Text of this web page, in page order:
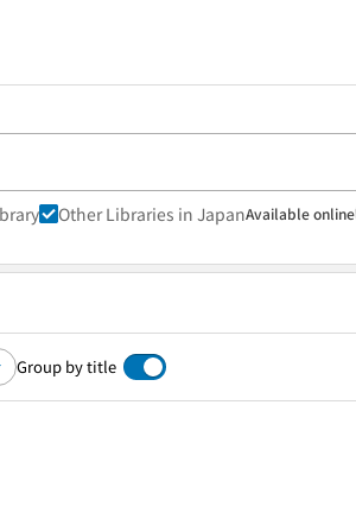
Other Libraries in JapanAvailable online
Group by title